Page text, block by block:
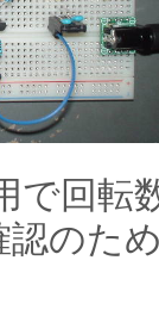
で回転
のた